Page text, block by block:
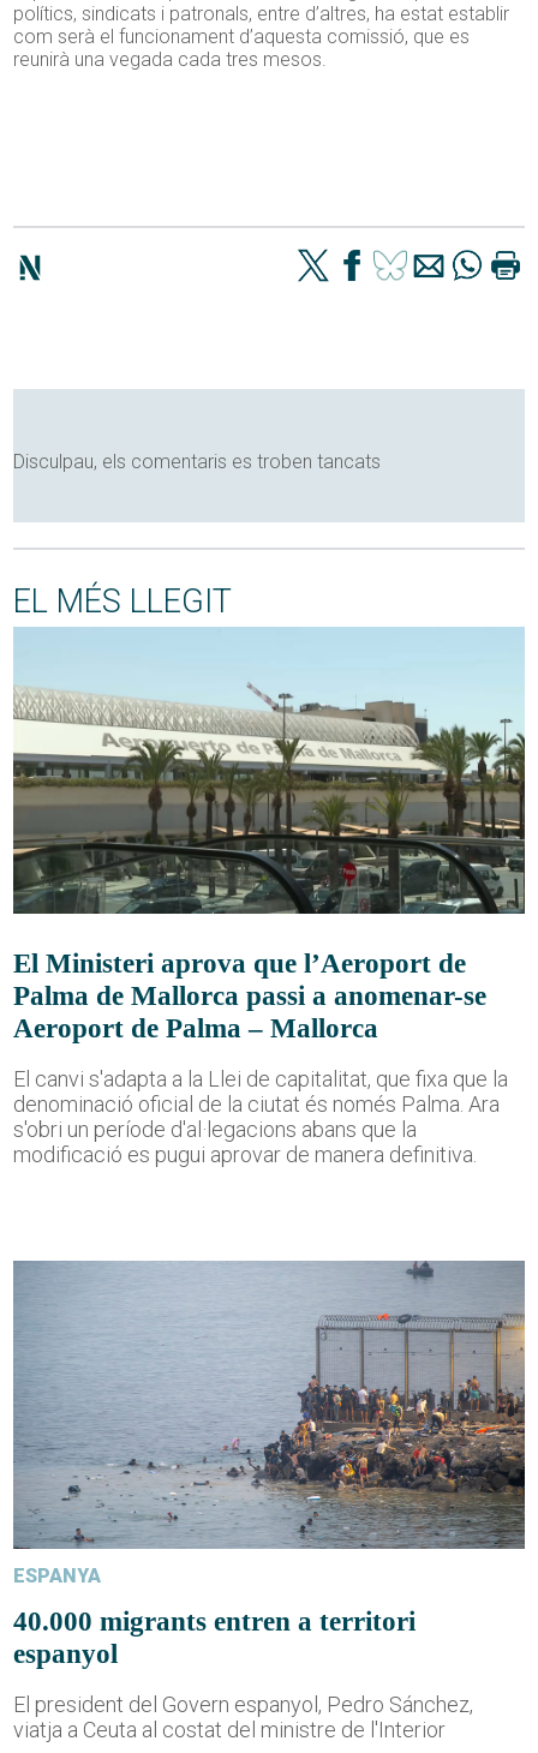
polítics, sindicats i patronals, entre d’altres, ha estat establir
com serà el funcionament d’aquesta comissió, que es
reunirà una vegada cada tres mesos.
Disculpau, els comentaris es troben tancats
EL MÉS LLEGIT
El Ministeri aprova que l’Aeroport de
Palma de Mallorca passi a anomenar-se
Aeroport de Palma – Mallorca
El canvi s'adapta a la Llei de capitalitat, que fixa que la
denominació oficial de la ciutat és només Palma. Ara
s'obri un període d'al·legacions abans que la
modificació es pugui aprovar de manera definitiva.
ESPANYA
40.000 migrants entren a territori
espanyol
El president del Govern espanyol, Pedro Sánchez,
viatja a Ceuta al costat del ministre de l'Interior